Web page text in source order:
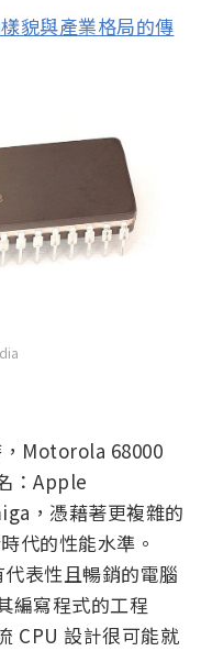
貌與產業格局的傳
Motorola 68000
：Apple
，憑藉著更複雜的
代的性能水準。
表性且暢銷的電腦
編寫程式的工程
CPU 設計很可能就